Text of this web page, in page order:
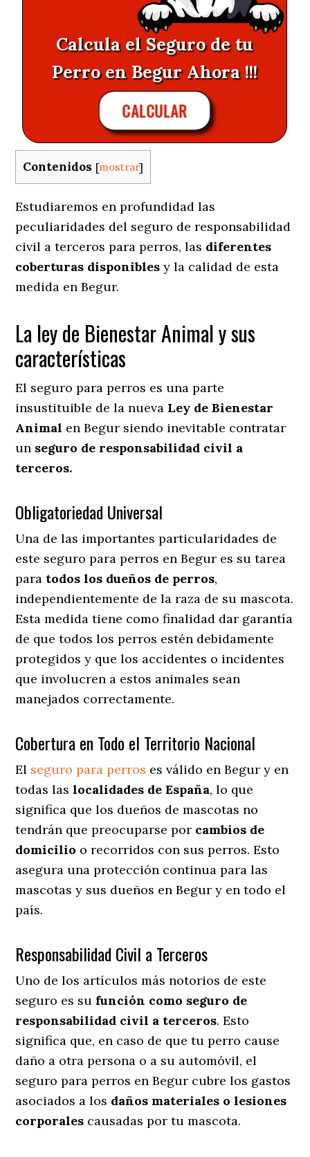
Calcula el Seguro de tu
Perro en Begur Ahora !!!
CALCULAR
Contenidos [mostrar]
Estudiaremos en profundidad las
peculiaridades del seguro de responsabilidad
civil a terceros para perros, las diferentes
coberturas disponibles y la calidad de esta
medida en Begur.
La ley de Bienestar Animal y sus
características
El seguro para perros es una parte
insustituible de la nueva Ley de Bienestar
Animal en Begur siendo inevitable contratar
un seguro de responsabilidad civil a
terceros.
Obligatoriedad Universal
Una de las importantes particularidades de
este seguro para perros en Begur es su tarea
para todos los dueños de perros,
independientemente de la raza de su mascota.
Esta medida tiene como finalidad dar garantía
de que todos los perros estén debidamente
protegidos y que los accidentes o incidentes
que involucren a estos animales sean
manejados correctamente.
Cobertura en Todo el Territorio Nacional
El seguro para perros es válido en Begur y en
todas laslocalidades de España, lo que
significa que los dueños de mascotas no
tendrán que preocuparse por cambios de
domicilio o recorridos con sus perros. Esto
asegura una protección continua para las
mascotas y sus dueños en Begur y en todo el
país.
Responsabilidad Civil a Terceros
Uno de los artículos más notorios de este
seguro es su función como seguro de
responsabilidad civil a terceros. Esto
significa que, en caso de que tu perro cause
daño a otra persona o a su automóvil, el
seguro para perros en Begur cubre los gastos
asociados a los daños materiales o lesiones
corporales causadas por tu mascota.